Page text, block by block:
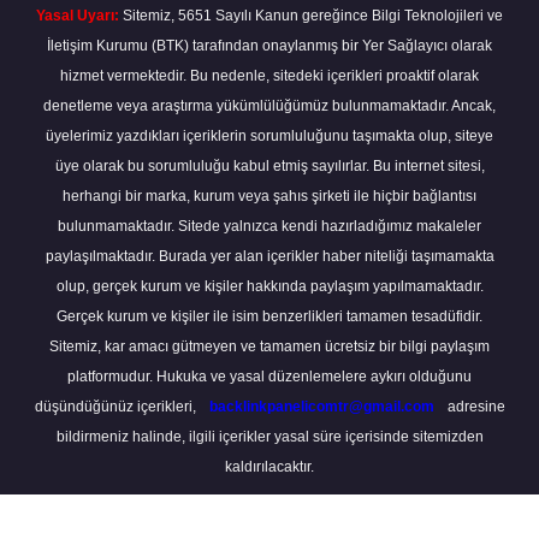
Yasal Uyarı: Sitemiz, 5651 Sayılı Kanun gereğince Bilgi Teknolojileri ve
İletişim Kurumu (BTK) tarafından onaylanmış bir Yer Sağlayıcı olarak
hizmet vermektedir. Bu nedenle, sitedeki içerikleri proaktif olarak
denetleme veya araştırma yükümlülüğümüz bulunmamaktadır. Ancak,
üyelerimiz yazdıkları içeriklerin sorumluluğunu taşımakta olup, siteye
üye olarak bu sorumluluğu kabul etmiş sayılırlar. Bu internet sitesi,
herhangi bir marka, kurum veya şahıs şirketi ile hiçbir bağlantısı
bulunmamaktadır. Sitede yalnızca kendi hazırladığımız makaleler
paylaşılmaktadır. Burada yer alan içerikler haber niteliği taşımamakta
olup, gerçek kurum ve kişiler hakkında paylaşım yapılmamaktadır.
Gerçek kurum ve kişiler ile isim benzerlikleri tamamen tesadüfidir.
Sitemiz, kar amacı gütmeyen ve tamamen ücretsiz bir bilgi paylaşım
platformudur. Hukuka ve yasal düzenlemelere aykırı olduğunu
düşündüğünüz içerikleri,
backlinkpanelicomtr@gmail.com
adresine
bildirmeniz halinde, ilgili içerikler yasal süre içerisinde sitemizden
kaldırılacaktır.